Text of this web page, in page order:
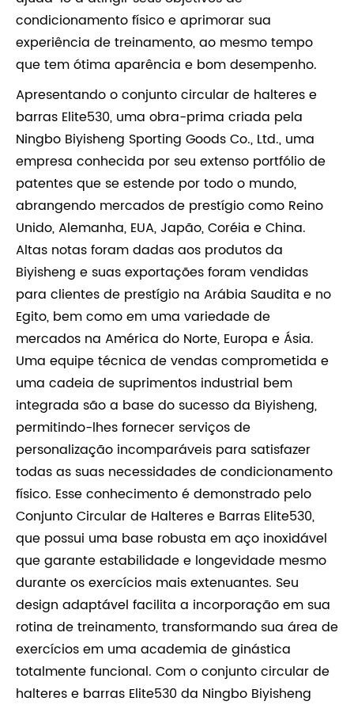
condicionamento físico e aprimorar sua
experiência de treinamento, ao mesmo tempo
que tem ótima aparência e bom desempenho.
Apresentando o conjunto circular de halteres e
barras Elite530, uma obra-prima criada pela
Ningbo Biyisheng Sporting Goods Co., Ltd., uma
empresa conhecida por seu extenso portfólio de
patentes que se estende por todo o mundo,
abrangendo mercados de prestígio como Reino
Unido, Alemanha, EUA, Japão, Coréia e China.
Altas notas foram dadas aos produtos da
Biyisheng e suas exportações foram vendidas
para clientes de prestígio na Arábia Saudita e no
Egito, bem como em uma variedade de
mercados na América do Norte, Europa e Ásia.
Uma equipe técnica de vendas comprometida e
uma cadeia de suprimentos industrial bem
integrada são a base do sucesso da Biyisheng,
permitindo-lhes fornecer serviços de
personalização incomparáveis ​​para satisfazer
todas as suas necessidades de condicionamento
físico. Esse conhecimento é demonstrado pelo
Conjunto Circular de Halteres e Barras Elite530,
que possui uma base robusta em aço inoxidável
que garante estabilidade e longevidade mesmo
durante os exercícios mais extenuantes. Seu
design adaptável facilita a incorporação em sua
rotina de treinamento, transformando sua área de
exercícios em uma academia de ginástica
totalmente funcional. Com o conjunto circular de
halteres e barras Elite530 da Ningbo Biyisheng